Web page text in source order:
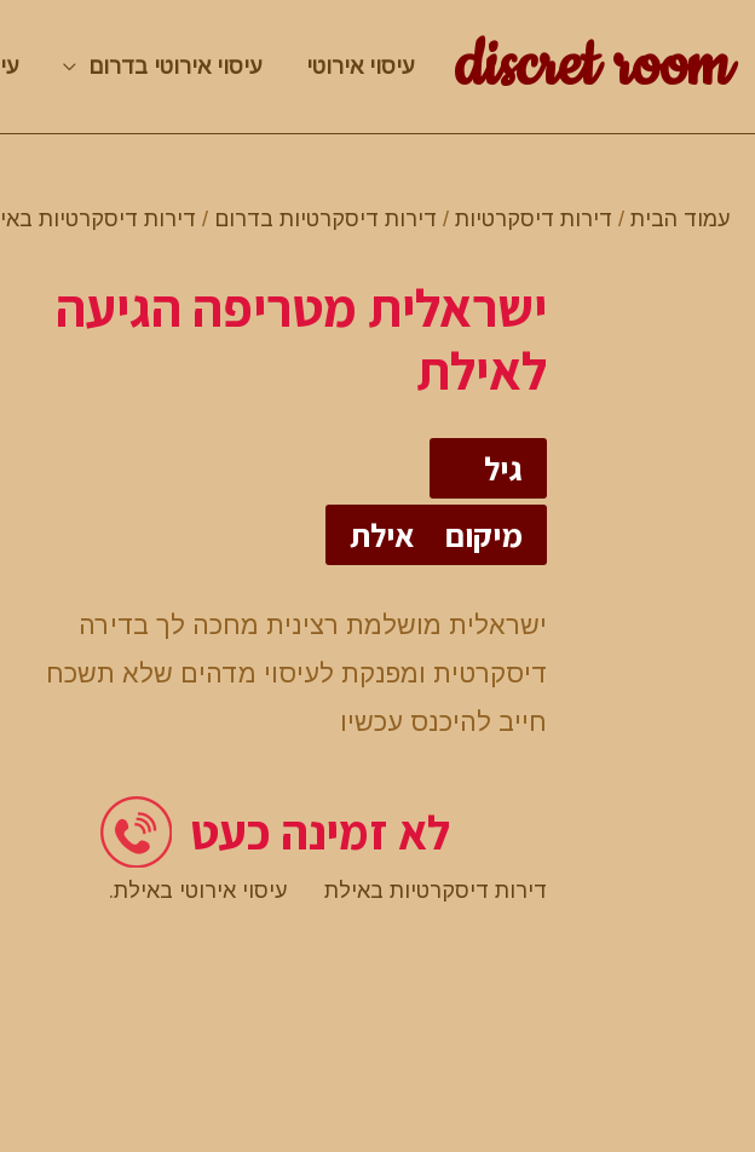
discret room עיסוי אירוטי עיסוי אירוטי בדרום
עמוד הבית / דירות דיסקרטיות / דירות דיסקרטיות בדרום / דירות דיסקרטיות
ישראלית מטריפה הגיעה
לאילת
גיל
מיקום
אילת
ישראלית מושלמת רצינית מחכה לך בדירה
דיסקרטית ומפנקת לעיסוי מדהים שלא תשכח
חייב להיכנס עכשיו
לא זמינה כעט
דירות דיסקרטיות באילת עיסוי אירוטי באילת.